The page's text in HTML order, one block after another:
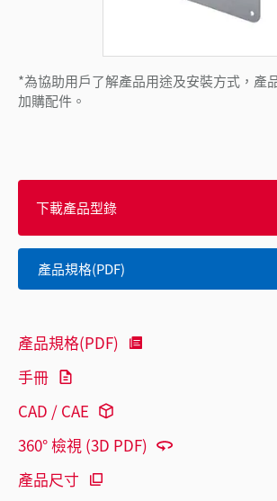
*為協助用戶了解產品用途及安裝方式，產
加購配件。
下載產品型錄
產品規格(PDF)
產品規格(PDF)
手冊
CAD / CAE
360° 檢視 (3D PDF)
產品尺寸